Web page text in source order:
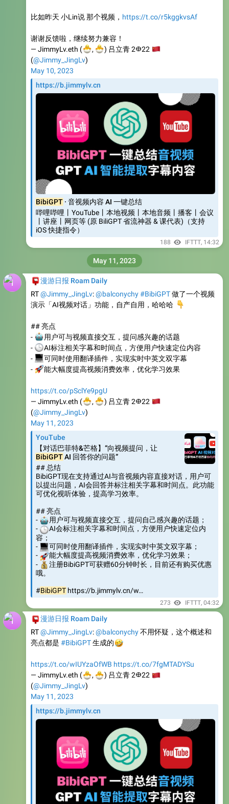
比如昨天 小Lin说 那个视频， https://t.co/r5kggkvsAf
谢谢反馈啦，继续努力兼容！
— JimmyLv.eth (
🐣
,
🐣) 吕立青 2𐃏22
(@Jimmy_JingLv)
May 10, 2023
https://b.jimmylv.cn
BibiGPT · 音视频内容 AI 一键总结
哔哩哔哩丨YouTube丨本地视频丨本地音频丨播客丨会议
丨讲座丨网页等 (原 BiliGPT 省流神器 & 课代表)（支持
iOS 快捷指令）
188 IFTTT, 14:32
漫游日报 Roam Daily
RT@Jimmy_JingLv:@balconychy#BibiGPT做了一个视频
演示「AI视频对话」功能，自产自用，哈哈哈
👇
## 亮点
-
用户可与视频直接交互，提问感兴趣的话题
-
AI标注相关字幕和时间点，方便用户快速定位内容
-
可同时使用翻译插件，实现实时中英文双字幕
-
能大幅度提高视频消费效率，优化学习效果
https://t.co/pSclYe9pgU
— JimmyLv.eth (
🐣
,
🐣) 吕立青 2𐃏22
(@Jimmy_JingLv)
May 11, 2023
YouTube
【对话巴菲特&芒格】“向视频提问，让
BibiGPTAI 回答你的问题”
## 总结
BibiGPT现在支持通过AI与音视频内容直接对话，用户可
以提出问题，AI会回答并标注相关字幕和时间点。此功能
可优化视听体验，提高学习效率。
## 亮点
-
用户可与视频直接交互，提问自己感兴趣的话题；
-
AI会标注相关字幕和时间点，方便用户快速定位内
容；
-
可同时使用翻译插件，实现实时中英文双字幕；
-
能大幅度提高视频消费效率，优化学习效果；
-
注册BibiGPT可获赠60分钟时长，目前还有购买优惠
哦。
#BibiGPT https://b.jimmylv.cn/w…
273 IFTTT, 04:32
May 11, 2023
漫游日报 Roam Daily
RT@Jimmy_JingLv:@balconychy不用怀疑，这个概述和
亮点都是 #BibiGPT生成的
🤣
https://t.co/wIUYzaOfWB https://t.co/7fgMTADYSu
— JimmyLv.eth (
🐣
,
🐣) 吕立青 2𐃏22
(@Jimmy_JingLv)
May 11, 2023
https://b.jimmylv.cn